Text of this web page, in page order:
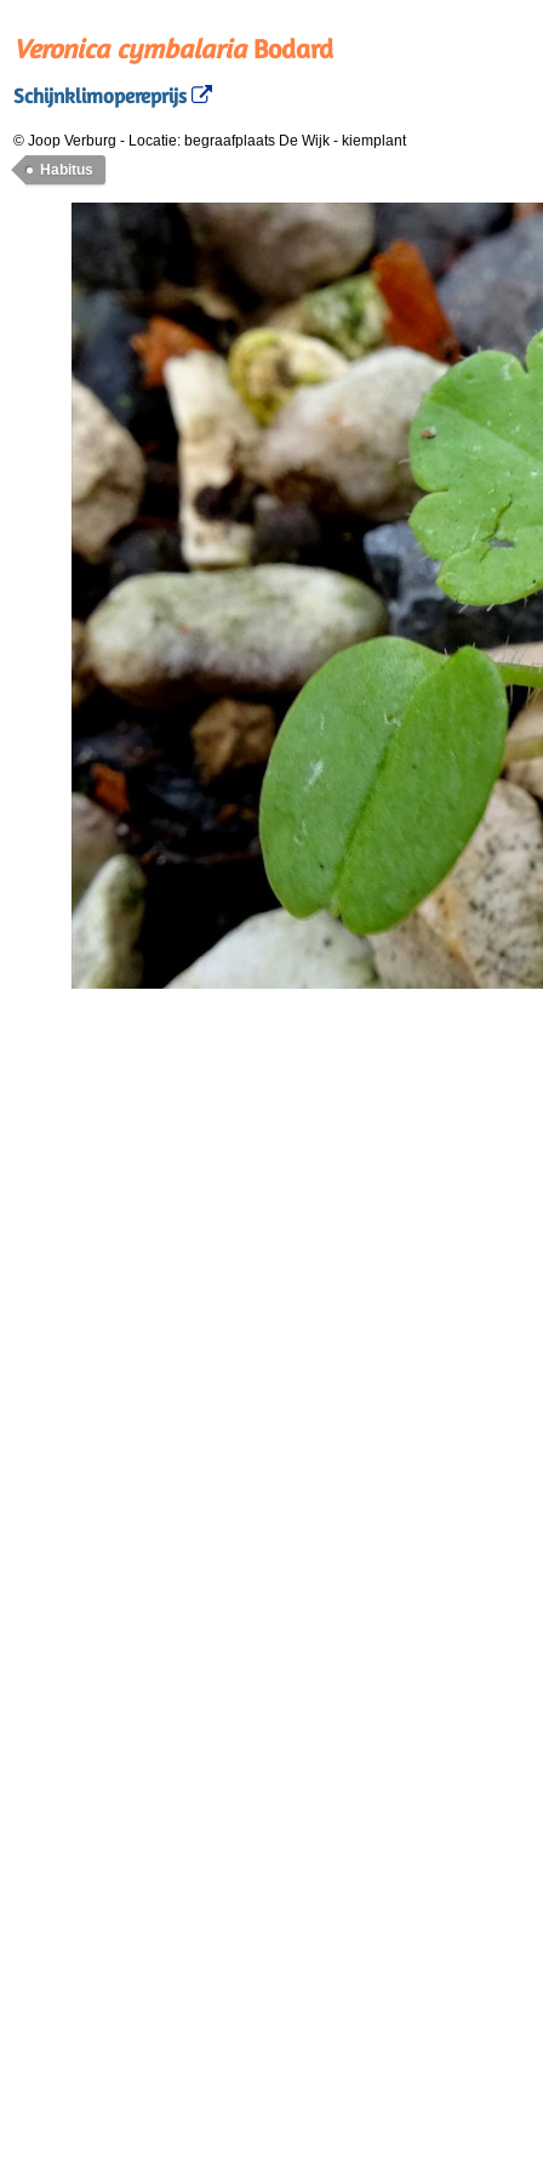
Veronica cymbalariaBodard
Schijnklimopereprijs
© Joop Verburg - Locatie: begraafplaats De Wijk - kiemplant
Habitus